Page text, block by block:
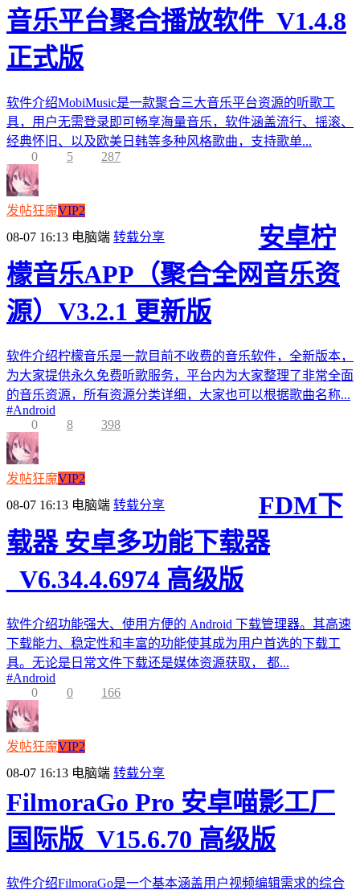
音乐平台聚合播放软件_V1.4.8
正式版
软件介绍MobiMusic是一款聚合三大音乐平台资源的听歌工
具，用户无需登录即可畅享海量音乐，软件涵盖流行、摇滚、
经典怀旧、以及欧美日韩等多种风格歌曲，支持歌单...
0
5 287
发帖狂魔VIP2
08-07 16:13 电脑端 转载分享
安卓柠
檬音乐APP（聚合全网音乐资
源）V3.2.1 更新版
软件介绍柠檬音乐是一款目前不收费的音乐软件，全新版本，
为大家提供永久免费听歌服务，平台内为大家整理了非常全面
的音乐资源，所有资源分类详细，大家也可以根据歌曲名称...
#Android
0
8 398
发帖狂魔VIP2
08-07 16:13 电脑端 转载分享
FDM下
载器 安卓多功能下载器
_V6.34.4.6974 高级版
软件介绍功能强大、使用方便的 Android 下载管理器。其高速
下载能力、稳定性和丰富的功能使其成为用户首选的下载工
具。无论是日常文件下载还是媒体资源获取， 都...
#Android
0
0 166
发帖狂魔VIP2
08-07 16:13 电脑端 转载分享
FilmoraGo Pro 安卓喵影工厂
国际版_V15.6.70 高级版
软件介绍FilmoraGo是一个基本涵盖用户视频编辑需求的综合